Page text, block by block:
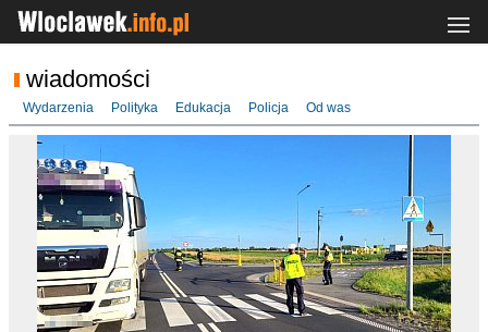
wiadomości
Wydarzenia Polityka Edukacja Policja Od was